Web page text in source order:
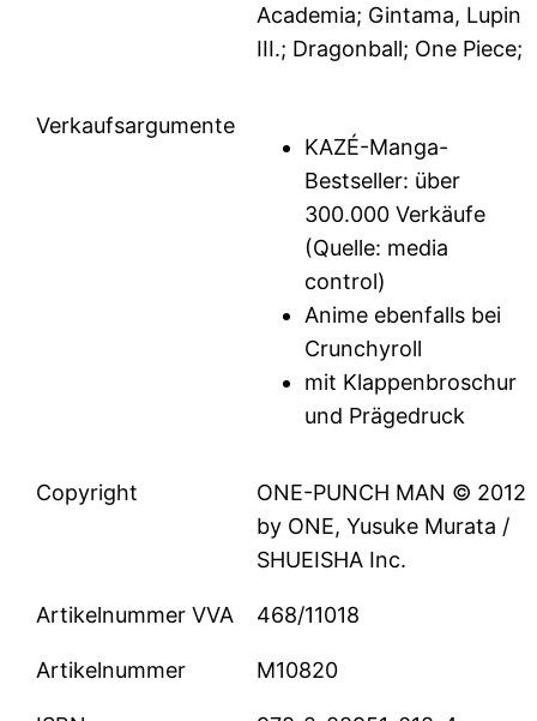
Academia; Gintama, Lupin
III.; Dragonball; One Piece;
Verkaufsargumente
KAZÉ-Manga-
Bestseller: über
300.000 Verkäufe
(Quelle: media
control)
Anime ebenfalls bei
Crunchyroll
mit Klappenbroschur
und Prägedruck
Copyright
ONE-PUNCH MAN © 2012
by ONE, Yusuke Murata /
SHUEISHA Inc.
Artikelnummer VVA 468/11018
Artikelnummer M10820